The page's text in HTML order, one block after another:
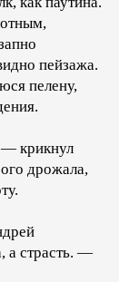
пейзажа.
пелену,
крикнул
дрожала,
а страсть. —